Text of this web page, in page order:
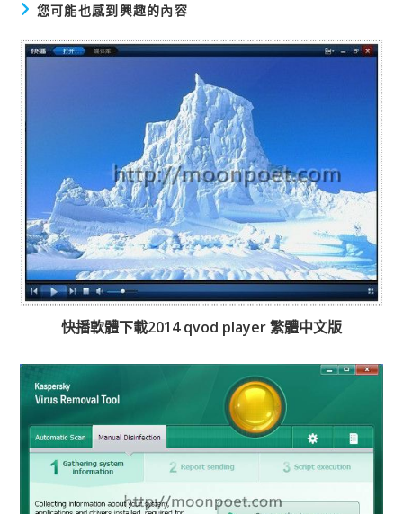
您可能也感到興趣的內容
快播軟體下載2014 qvod player 繁體中文版